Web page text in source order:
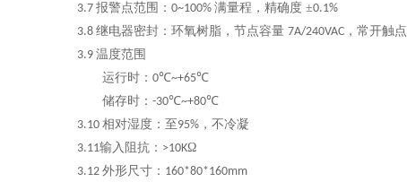
3.7 报警点范围： 0~100% 满量程，精确度 ±0.1%
3.8 继电器密封：环氧树脂，节点容量 7A/240VAC ，常开触点
3.9 温度范围
运行时： 0℃~+65℃
储存时： -30℃~+80℃
3.10 相对湿度：至 95% ，不冷凝
3.11输入阻抗： >10KΩ
3.12 外形尺寸： 160*80*160mm